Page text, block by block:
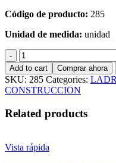
Código de producto: 285
Unidad de medida: unidad
LADRILLO
TECHO
15
x
30
x
30
LAMBAYEQUE
Add to cart Comprar ahora
SKU: 285 Categories:
CONSTRUCCION
Related products
Vista rápida